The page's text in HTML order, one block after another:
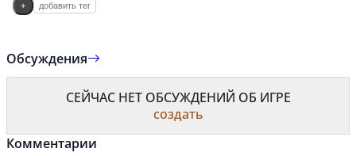
+ добавить тег
Обсуждения
СЕЙЧАС НЕТ ОБСУЖДЕНИЙ ОБ ИГРЕ
создать
Комментарии